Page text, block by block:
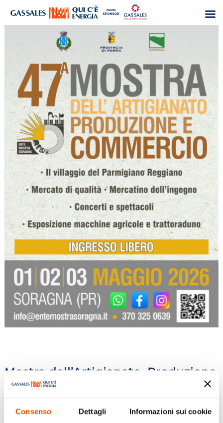
Consenso Dettagli Informazioni sui cookie
Mostra dell’Artigianato, Produzione
e Commercio di Soragna